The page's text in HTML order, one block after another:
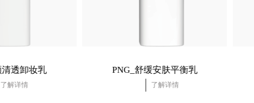
舒缓安肤平衡乳 PNG_舒缓安肤平衡水